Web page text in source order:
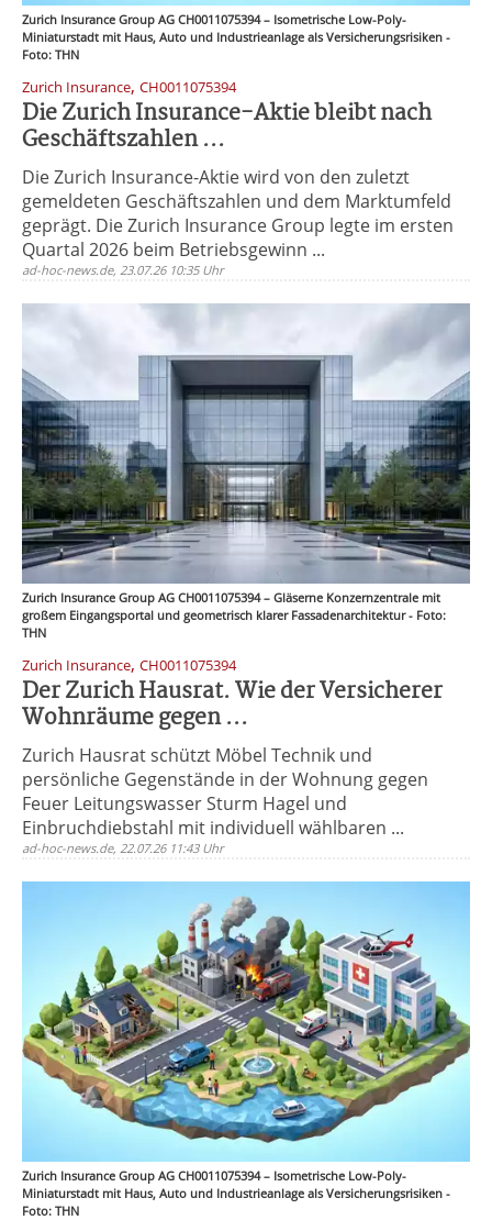
Zurich Insurance Group AG CH0011075394 – Isometrische Low-Poly-
Miniaturstadt mit Haus, Auto und Industrieanlage als Versicherungsrisiken -
Foto: THN
Zurich Insurance, CH0011075394
Die Zurich Insurance-Aktie bleibt nach
Geschäftszahlen ...
Die Zurich Insurance-Aktie wird von den zuletzt
gemeldeten Geschäftszahlen und dem Marktumfeld
geprägt. Die Zurich Insurance Group legte im ersten
Quartal 2026 beim Betriebsgewinn ...
ad-hoc-news.de, 23.07.26 10:35 Uhr
Zurich Insurance Group AG CH0011075394 – Gläserne Konzernzentrale mit
großem Eingangsportal und geometrisch klarer Fassadenarchitektur - Foto:
THN
Zurich Insurance, CH0011075394
Der Zurich Hausrat. Wie der Versicherer
Wohnräume gegen ...
Zurich Hausrat schützt Möbel Technik und
persönliche Gegenstände in der Wohnung gegen
Feuer Leitungswasser Sturm Hagel und
Einbruchdiebstahl mit individuell wählbaren ...
ad-hoc-news.de, 22.07.26 11:43 Uhr
Zurich Insurance Group AG CH0011075394 – Isometrische Low-Poly-
Miniaturstadt mit Haus, Auto und Industrieanlage als Versicherungsrisiken -
Foto: THN